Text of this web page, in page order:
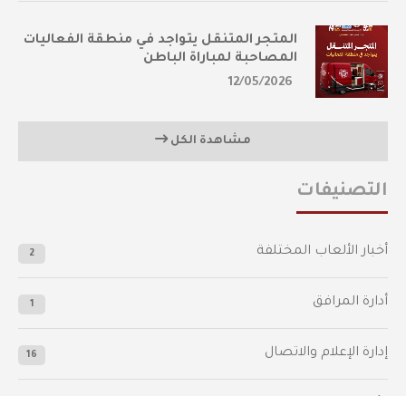
المتجر المتنقل يتواجد في منطقة الفعاليات
المصاحبة لمباراة الباطن
12/05/2026
مشاهدة الكل
التصنيفات
أخبار الألعاب المختلفة 2
أدارة المرافق 1
إدارة الإعلام والاتصال 16